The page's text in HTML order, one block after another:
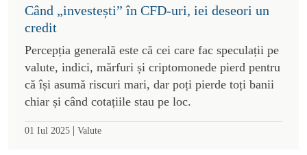
Când „investești” în CFD-uri, iei deseori un
credit
Percepția generală este că cei care fac speculații pe
valute, indici, mărfuri și criptomonede pierd pentru
că își asumă riscuri mari, dar poți pierde toți banii
chiar și când cotațiile stau pe loc.
01 Iul 2025 | Valute